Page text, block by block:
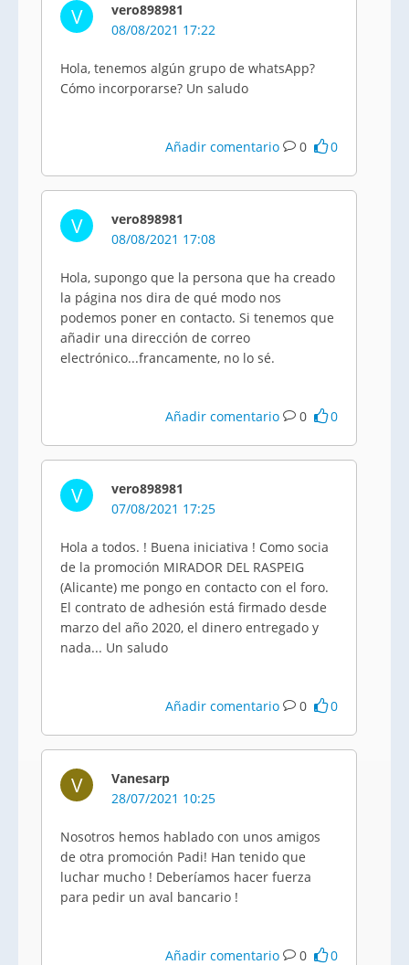
V
vero898981
08/08/2021 17:22
Hola, tenemos algún grupo de whatsApp?
Cómo incorporarse? Un saludo
Añadir comentario 0 0
V
vero898981
08/08/2021 17:08
Hola, supongo que la persona que ha creado
la página nos dira de qué modo nos
podemos poner en contacto. Si tenemos que
añadir una dirección de correo
electrónico...francamente, no lo sé.
Añadir comentario 0 0
V
vero898981
07/08/2021 17:25
Hola a todos. ! Buena iniciativa ! Como socia
de la promoción MIRADOR DEL RASPEIG
(Alicante) me pongo en contacto con el foro.
El contrato de adhesión está firmado desde
marzo del año 2020, el dinero entregado y
nada... Un saludo
Añadir comentario 0 0
V
Vanesarp
28/07/2021 10:25
Nosotros hemos hablado con unos amigos
de otra promoción Padi! Han tenido que
luchar mucho ! Deberíamos hacer fuerza
para pedir un aval bancario !
Añadir comentario 0 0